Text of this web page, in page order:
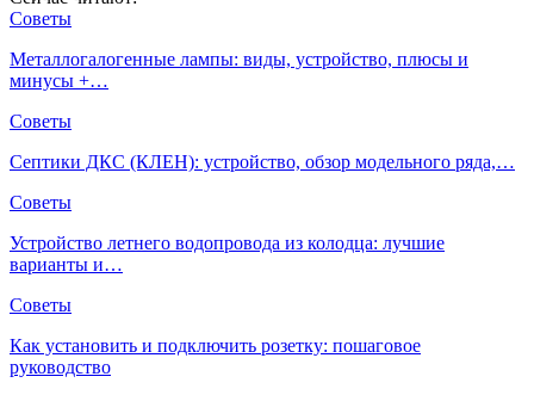
Советы
Металлогалогенные лампы: виды, устройство, плюсы и
минусы +…
Советы
Септики ДКС (КЛЕН): устройство, обзор модельного ряда,…
Советы
Устройство летнего водопровода из колодца: лучшие
варианты и…
Советы
Как установить и подключить розетку: пошаговое
руководство